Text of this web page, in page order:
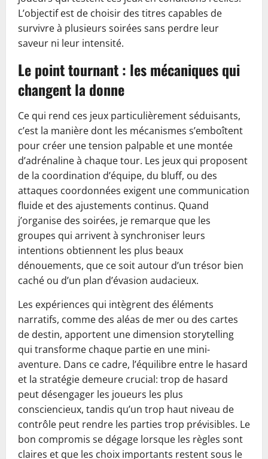
L’objectif est de choisir des titres capables de
survivre à plusieurs soirées sans perdre leur
saveur ni leur intensité.
Le point tournant : les mécaniques qui
changent la donne
Ce qui rend ces jeux particulièrement séduisants,
c’est la manière dont les mécanismes s’emboîtent
pour créer une tension palpable et une montée
d’adrénaline à chaque tour. Les jeux qui proposent
de la coordination d’équipe, du bluff, ou des
attaques coordonnées exigent une communication
fluide et des ajustements continus. Quand
j’organise des soirées, je remarque que les
groupes qui arrivent à synchroniser leurs
intentions obtiennent les plus beaux
dénouements, que ce soit autour d’un trésor bien
caché ou d’un plan d’évasion audacieux.
Les expériences qui intègrent des éléments
narratifs, comme des aléas de mer ou des cartes
de destin, apportent une dimension storytelling
qui transforme chaque partie en une mini-
aventure. Dans ce cadre, l’équilibre entre le hasard
et la stratégie demeure crucial: trop de hasard
peut désengager les joueurs les plus
consciencieux, tandis qu’un trop haut niveau de
contrôle peut rendre les parties trop prévisibles. Le
bon compromis se dégage lorsque les règles sont
claires et que les choix importants restent sous le